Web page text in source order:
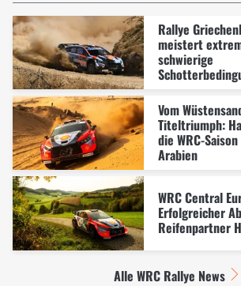
Rallye
meistert
schwierige
Vom
Titeltriumph:
die WRC-
Arabien
WRC Central
Erfolgreicher
Reifenpartner
Alle WRC Rallye News